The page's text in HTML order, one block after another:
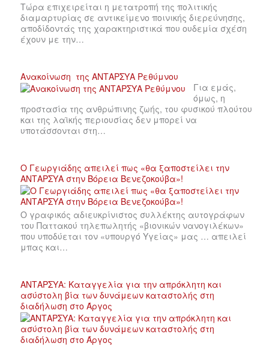
Τώρα επιχειρείται η μετατροπή της πολιτικής
διαμαρτυρίας σε αντικείμενο ποινικής διερεύνησης,
αποδίδοντάς της χαρακτηριστικά που ουδεμία σχέση
έχουν με την…
Ανακοίνωση της ΑΝΤΑΡΣΥΑ Ρεθύμνου
Για εμάς,
όμως, η
προστασία της ανθρώπινης ζωής, του φυσικού πλούτου
και της λαϊκής περιουσίας δεν μπορεί να
υποτάσσονται στη…
Ο Γεωργιάδης απειλεί πως «θα ξαποστείλει την
ΑΝΤΑΡΣΥΑ στην Βόρεια Βενεζοκούβα»!
Ο γραφικός αδιευκρίνιστος συλλέκτης αυτογράφων
του Παττακού τηλεπωλητής «βιονικών νανογιλέκων»
που υποδύεται τον «υπουργό Υγείας» μας … απειλεί
μπας και…
ΑΝΤΑΡΣΥΑ: Καταγγελία για την απρόκλητη και
ασύστολη βία των δυνάμεων καταστολής στη
διαδήλωση στο Άργος